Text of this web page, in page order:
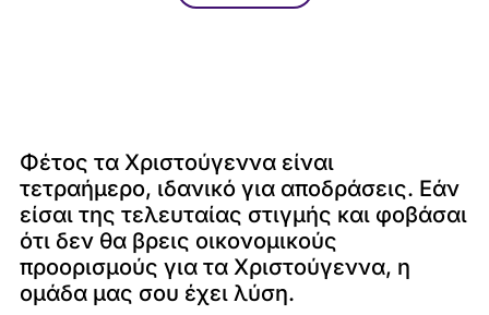
Φέτος τα Χριστούγεννα είναι
τετραήμερο, ιδανικό για αποδράσεις. Εάν
είσαι της τελευταίας στιγμής και φοβάσαι
ότι δεν θα βρεις οικονομικούς
προορισμούς για τα Χριστούγεννα, η
ομάδα μας σου έχει λύση.